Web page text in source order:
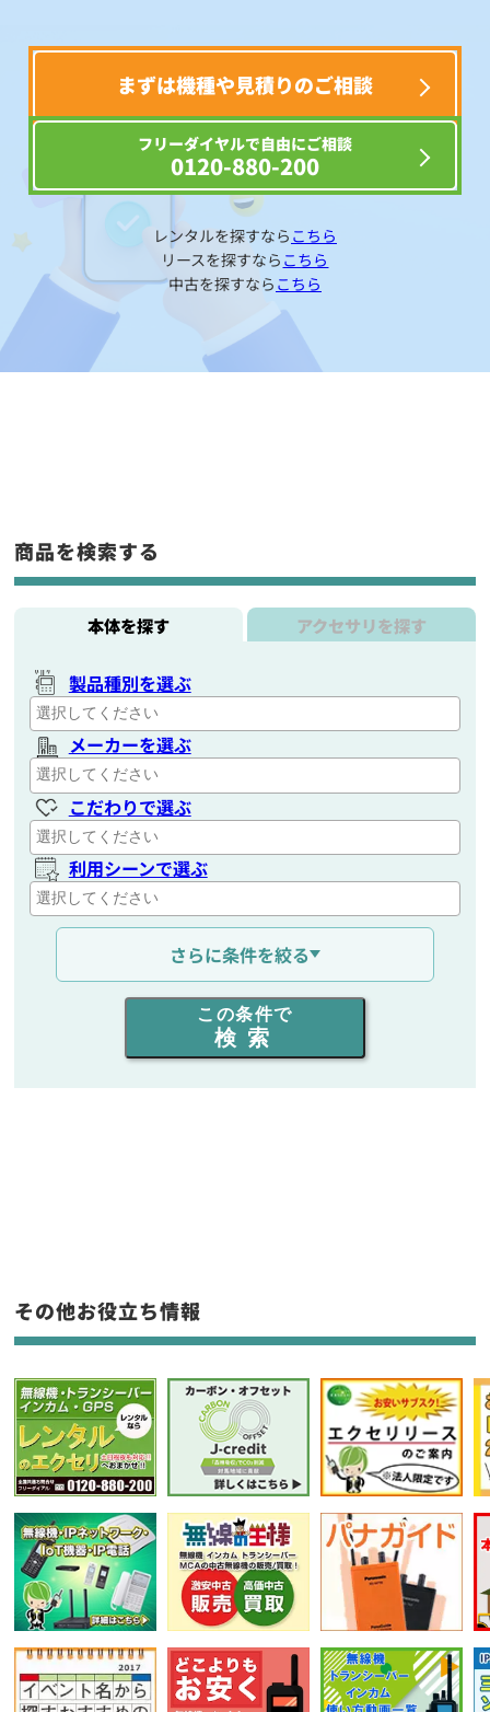
まずは機種や見積りのご相談
フリーダイヤルで自由にご相談
0120-880-200
レンタルを探すなら こちら
リースを探すなら こちら
中古を探すなら こちら
商品を検索する
本体を探す アクセサリを探す
製品種別を選ぶ
メーカーを選ぶ
こだわりで選ぶ
利用シーンで選ぶ
通信距離を選ぶ
出力を選ぶ
同時通話人数を選ぶ
フリーワード入力(製品名等)
選択条件をリセット
さらに条件を絞る
この条件で
検索
その他お役立ち情報